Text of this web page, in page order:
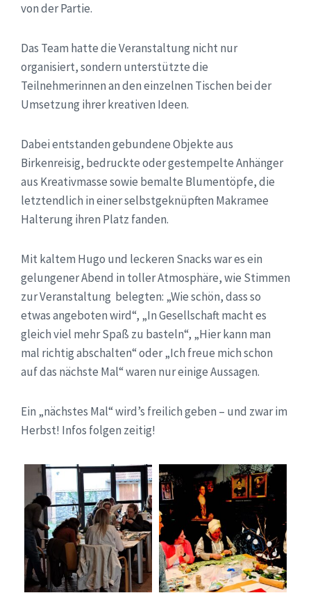
von der Partie.
Das Team hatte die Veranstaltung nicht nur
organisiert, sondern unterstützte die
Teilnehmerinnen an den einzelnen Tischen bei der
Umsetzung ihrer kreativen Ideen.
Dabei entstanden gebundene Objekte aus
Birkenreisig, bedruckte oder gestempelte Anhänger
aus Kreativmasse sowie bemalte Blumentöpfe, die
letztendlich in einer selbstgeknüpften Makramee
Halterung ihren Platz fanden.
Mit kaltem Hugo und leckeren Snacks war es ein
gelungener Abend in toller Atmosphäre, wie Stimmen
zur Veranstaltung belegten: „Wie schön, dass so
etwas angeboten wird“, „In Gesellschaft macht es
gleich viel mehr Spaß zu basteln“, „Hier kann man
mal richtig abschalten“ oder „Ich freue mich schon
auf das nächste Mal“ waren nur einige Aussagen.
Ein „nächstes Mal“ wird’s freilich geben – und zwar im
Herbst! Infos folgen zeitig!